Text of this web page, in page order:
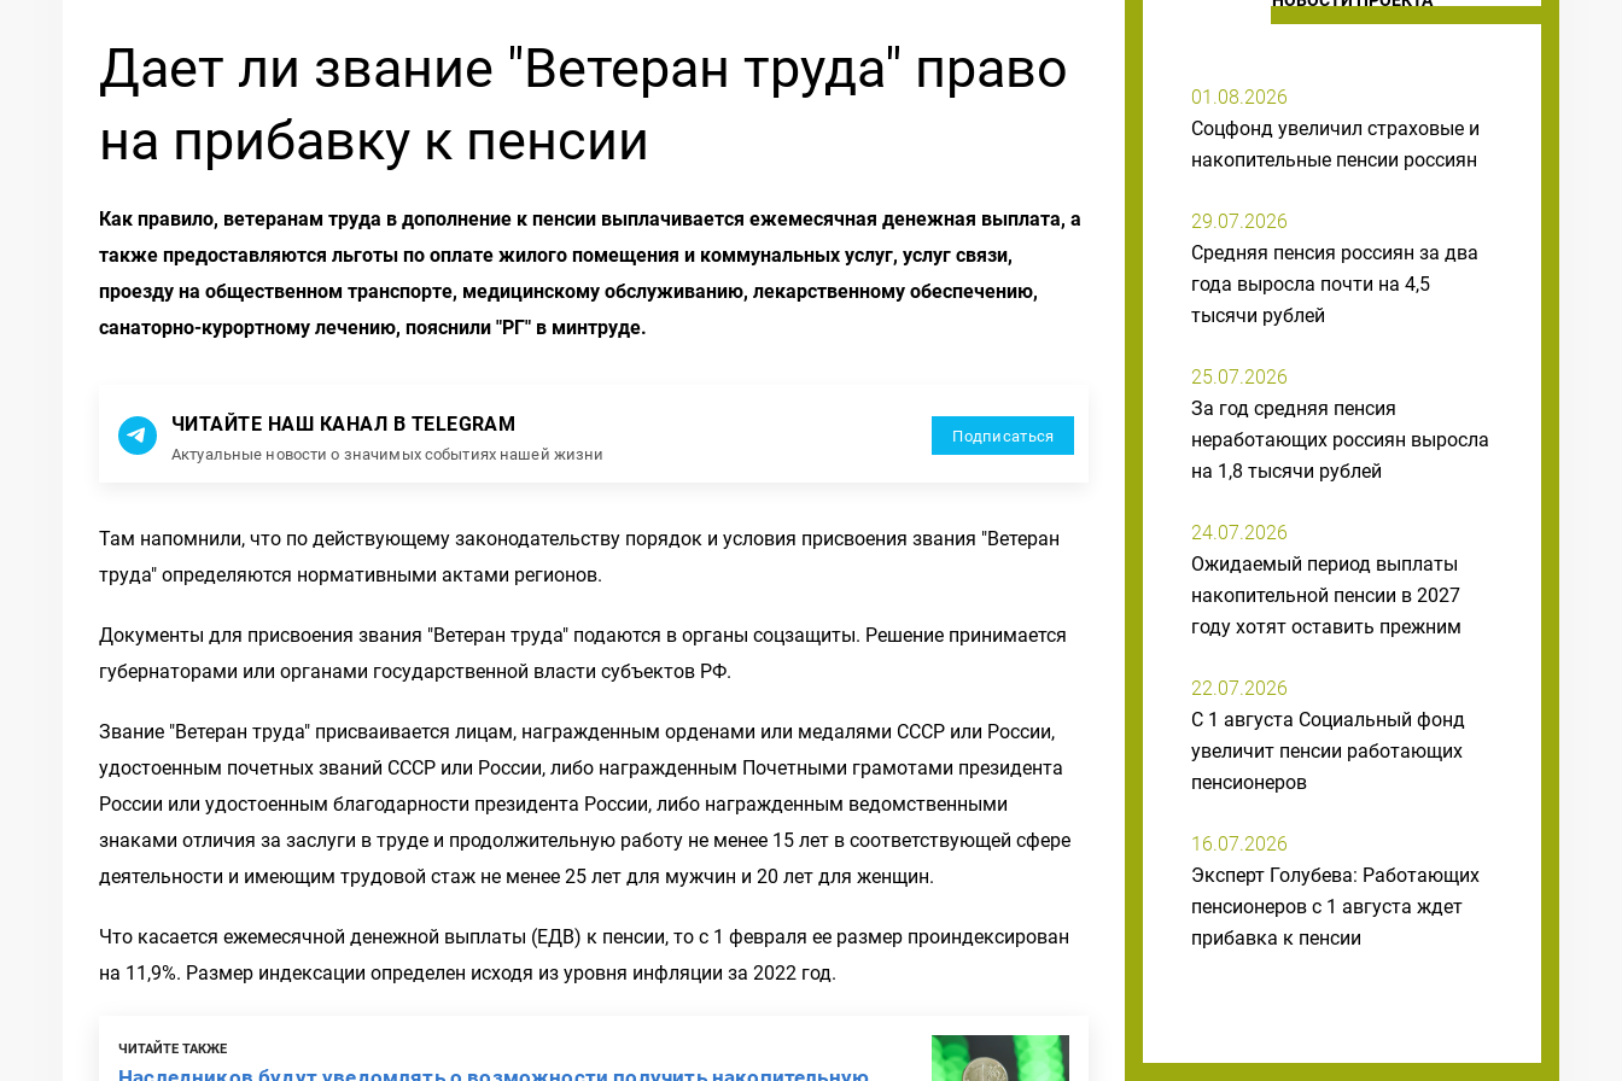
Дает ли звание "Ветеран труда" право
на прибавку к пенсии
Как правило, ветеранам труда в дополнение к пенсии выплачивается ежемесячная денежная выплата, а
также предоставляются льготы по оплате жилого помещения и коммунальных услуг, услуг связи,
проезду на общественном транспорте, медицинскому обслуживанию, лекарственному обеспечению,
санаторно-курортному лечению, пояснили "РГ" в минтруде.
ЧИТАЙТЕ НАШ КАНАЛ В TELEGRAM
Актуальные новости о значимых событиях нашей жизни
Подписаться
Там напомнили, что по действующему законодательству порядок и условия присвоения звания "Ветеран
труда" определяются нормативными актами регионов.
Документы для присвоения звания "Ветеран труда" подаются в органы соцзащиты. Решение принимается
губернаторами или органами государственной власти субъектов РФ.
Звание "Ветеран труда" присваивается лицам, награжденным орденами или медалями СССР или России,
удостоенным почетных званий СССР или России, либо награжденным Почетными грамотами президента
России или удостоенным благодарности президента России, либо награжденным ведомственными
знаками отличия за заслуги в труде и продолжительную работу не менее 15 лет в соответствующей сфере
деятельности и имеющим трудовой стаж не менее 25 лет для мужчин и 20 лет для женщин.
Что касается ежемесячной денежной выплаты (ЕДВ) к пенсии, то с 1 февраля ее размер проиндексирован
на 11,9%. Размер индексации определен исходя из уровня инфляции за 2022 год.
ЧИТАЙТЕ ТАКЖЕ
01.08.2026
Соцфонд увеличил страховые и
накопительные пенсии россиян
29.07.2026
Средняя пенсия россиян за два
года выросла почти на 4,5
тысячи рублей
25.07.2026
За год средняя пенсия
неработающих россиян выросла
на 1,8 тысячи рублей
24.07.2026
Ожидаемый период выплаты
накопительной пенсии в 2027
году хотят оставить прежним
22.07.2026
С 1 августа Социальный фонд
увеличит пенсии работающих
пенсионеров
16.07.2026
Эксперт Голубева: Работающих
пенсионеров с 1 августа ждет
прибавка к пенсии
россиян увеличатся с 1 августа